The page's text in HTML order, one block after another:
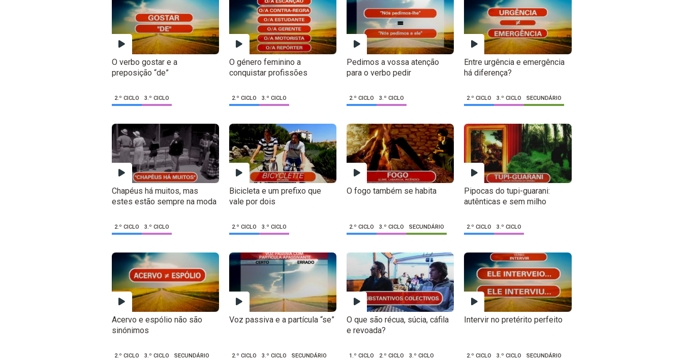
O verbo gostar e a
preposição “de”
2.º CICLO 3.º CICLO
O género feminino a
conquistar profissões
2.º CICLO 3.º CICLO
Pedimos a vossa atenção
para o verbo pedir
2.º CICLO 3.º CICLO
Entre urgência e emergência
há diferença?
2.º CICLO 3.º CICLO SECUNDÁRIO
Chapéus há muitos, mas
estes estão sempre na moda
2.º CICLO 3.º CICLO
Bicicleta e um prefixo que
vale por dois
2.º CICLO 3.º CICLO
O fogo também se habita
2.º CICLO 3.º CICLO SECUNDÁRIO
Pipocas do tupi-guarani:
autênticas e sem milho
2.º CICLO 3.º CICLO
Acervo e espólio não são
sinónimos
2.º CICLO 3.º CICLO SECUNDÁRIO
Voz passiva e a partícula “se”
2.º CICLO 3.º CICLO SECUNDÁRIO
O que são récua, súcia, cáfila
e revoada?
1.º CICLO 2.º CICLO 3.º CICLO
Intervir no pretérito perfeito
2.º CICLO 3.º CICLO SECUNDÁRIO